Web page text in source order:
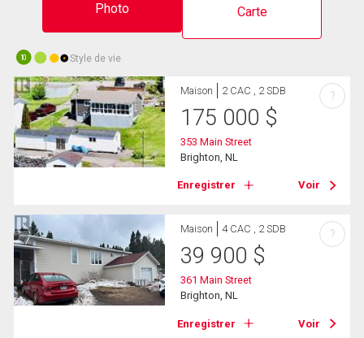
Photo Carte
10 Style de vie
Maison 2 CAC , 2 SDB
175 000 $
353 Main Street
Brighton, NL
Enregistrer Voir
?
Maison 4 CAC , 2 SDB
39 900 $
361 Main Street
Brighton, NL
Enregistrer Voir
?